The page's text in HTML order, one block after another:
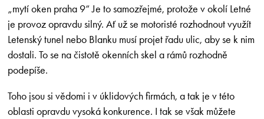
„mytí oken praha 9“ Je to samozřejmé, protože v okolí Letné
je provoz opravdu silný. Ať už se motoristé rozhodnout využít
Letenský tunel nebo Blanku musí projet řadu ulic, aby se k nim
dostali. To se na čistotě okenních skel a rámů rozhodně
podepíše.
Toho jsou si vědomi i v úklidových firmách, a tak je v této
oblasti opravdu vysoká konkurence. I tak se však můžete